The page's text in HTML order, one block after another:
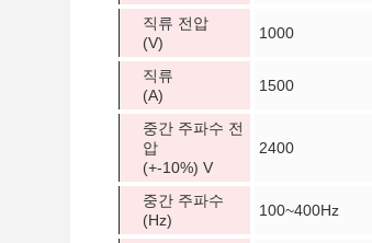
직류 전압
(V)
1000
직류
(A)
1500
중간 주파수 전
압
(+-10%) V
2400
중간 주파수
(Hz)
100~400Hz